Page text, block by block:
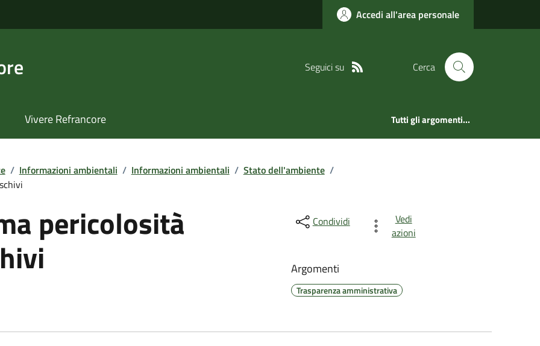
Accedi all'area personale
Seguici su Cerca
Vivere Refrancore Tutti gli argomenti...
/ Informazioni ambientali / Informazioni ambientali / Stato dell'ambiente /
pericolosità Condividi
Vedi
azioni
Argomenti
Trasparenza amministrativa